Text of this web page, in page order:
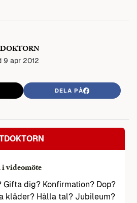
9 apr 2012
DELA PÅ
videomöte
Gifta dig? Konfirmation? Dop?
kläder? Hålla tal? Jubileum?